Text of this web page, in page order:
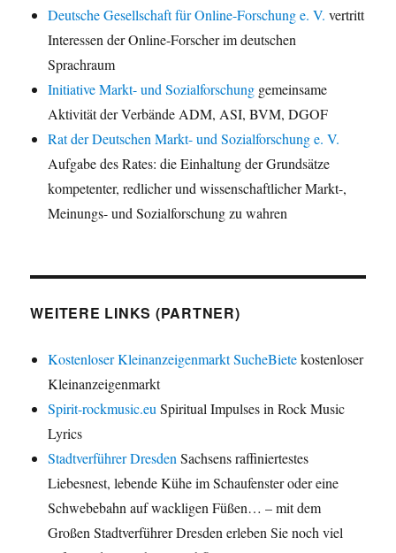
Deutsche Gesellschaft für Online-Forschung e. V. vertritt
Interessen der Online-Forscher im deutschen
Sprachraum
Initiative Markt- und Sozialforschung gemeinsame
Aktivität der Verbände ADM, ASI, BVM, DGOF
Rat der Deutschen Markt- und Sozialforschung e. V.
Aufgabe des Rates: die Einhaltung der Grundsätze
kompetenter, redlicher und wissenschaftlicher Markt-,
Meinungs- und Sozialforschung zu wahren
WEITERE LINKS (PARTNER)
Kostenloser Kleinanzeigenmarkt SucheBietekostenloser
Kleinanzeigenmarkt
Spirit-rockmusic.eu Spiritual Impulses in Rock Music
Lyrics
Stadtverführer Dresden Sachsens raffiniertestes
Liebesnest, lebende Kühe im Schaufenster oder eine
Schwebebahn auf wackligen Füßen… – mit dem
Großen Stadtverführer Dresden erleben Sie noch viel